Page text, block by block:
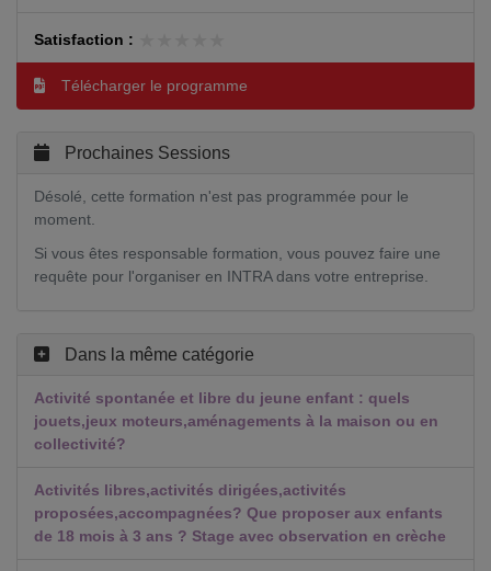
Satisfaction :
Télécharger le programme
Prochaines Sessions
Désolé, cette formation n'est pas programmée pour le
moment.
Si vous êtes responsable formation, vous pouvez faire une
requête pour l'organiser en INTRA dans votre entreprise.
Dans la même catégorie
Activité spontanée et libre du jeune enfant : quels
jouets,jeux moteurs,aménagements à la maison ou en
collectivité?
Activités libres,activités dirigées,activités
proposées,accompagnées? Que proposer aux enfants
de 18 mois à 3 ans ? Stage avec observation en crèche